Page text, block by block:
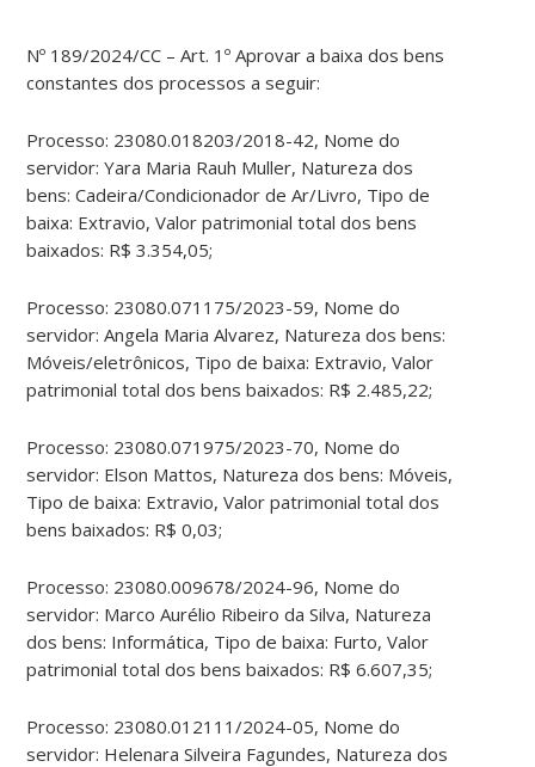
Nº 189/2024/CC – Art. 1º Aprovar a baixa dos bens
constantes dos processos a seguir:
Processo: 23080.018203/2018-42, Nome do
servidor: Yara Maria Rauh Muller, Natureza dos
bens: Cadeira/Condicionador de Ar/Livro, Tipo de
baixa: Extravio, Valor patrimonial total dos bens
baixados: R$ 3.354,05;
Processo: 23080.071175/2023-59, Nome do
servidor: Angela Maria Alvarez, Natureza dos bens:
Móveis/eletrônicos, Tipo de baixa: Extravio, Valor
patrimonial total dos bens baixados: R$ 2.485,22;
Processo: 23080.071975/2023-70, Nome do
servidor: Elson Mattos, Natureza dos bens: Móveis,
Tipo de baixa: Extravio, Valor patrimonial total dos
bens baixados: R$ 0,03;
Processo: 23080.009678/2024-96, Nome do
servidor: Marco Aurélio Ribeiro da Silva, Natureza
dos bens: Informática, Tipo de baixa: Furto, Valor
patrimonial total dos bens baixados: R$ 6.607,35;
Processo: 23080.012111/2024-05, Nome do
servidor: Helenara Silveira Fagundes, Natureza dos